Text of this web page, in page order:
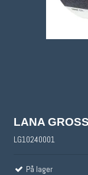
LANA
LG10240001
På lager